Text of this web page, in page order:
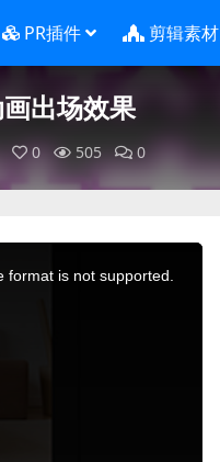
PR插件 剪辑素材
出场效果
0 505 0
is not supported.